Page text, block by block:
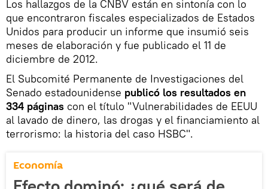
Los hallazgos de la CNBV están en sintonía con lo
que encontraron fiscales especializados de Estados
Unidos para producir un informe que insumió seis
meses de elaboración y fue publicado el 11 de
diciembre de 2012.
El Subcomité Permanente de Investigaciones del
Senado estadounidense publicó los resultados en
334 páginas con el título "Vulnerabilidades de EEUU
al lavado de dinero, las drogas y el financiamiento al
terrorismo: la historia del caso HSBC".
Economía